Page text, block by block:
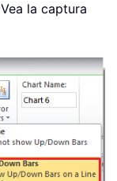
la captura